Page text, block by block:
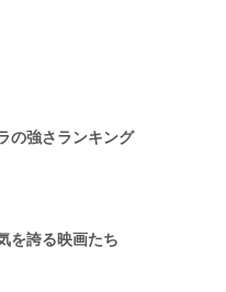
の強さランキング
を誇る映画たち